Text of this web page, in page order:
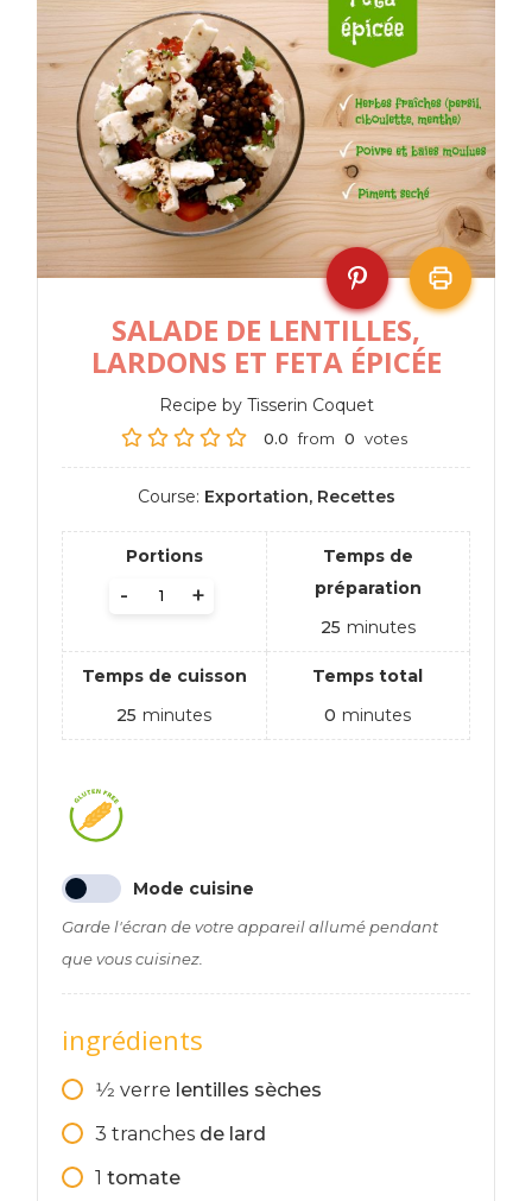
SALADE DE LENTILLES,
LARDONS ET FETA ÉPICÉE
Recipe by Tisserin Coquet
0.0 from 0 votes
Course: Exportation, Recettes
Portions
+
-
Temps de
préparation
25 minutes
Temps de cuisson
25 minutes
Temps total
0 minutes
Mode cuisine
Garde l'écran de votre appareil allumé pendant
que vous cuisinez.
ingrédients
1⁄2 verre lentilles sèches
3 tranches de lard
1 tomate